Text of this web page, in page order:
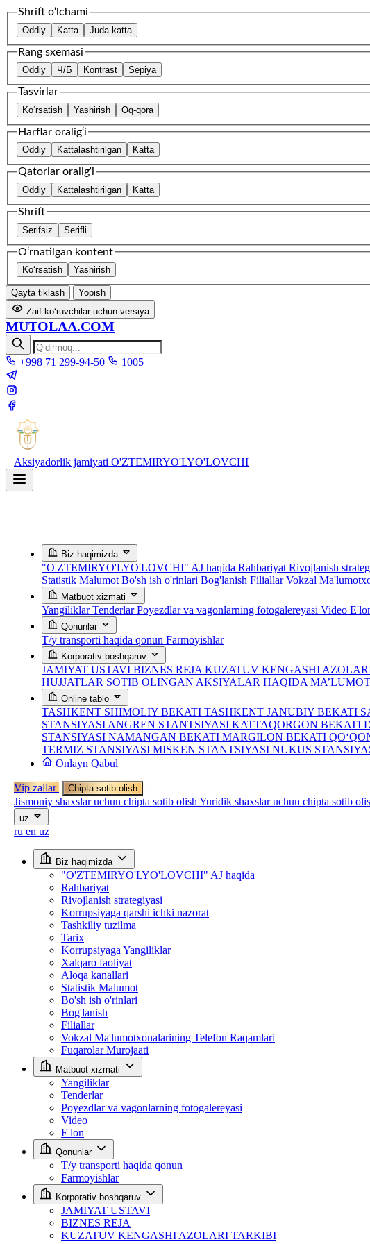
Shrift o‘lchami
Oddiy Katta Juda katta
Rang sxemasi
Oddiy Ч/Б Kontrast Sepiya
Tasvirlar
Ko‘rsatish Yashirish Oq-qora
Harflar oralig‘i
Oddiy Kattalashtirilgan Katta
Qatorlar oralig‘i
Oddiy Kattalashtirilgan Katta
Shrift
Serifsiz Serifli
O‘rnatilgan kontent
Ko‘rsatish Yashirish
Qayta tiklash
Yopish
Zaif ko‘ruvchilar uchun versiya
MUTOLAA.COM
+998 71 299-94-50 1005
Aksiyadorlik jamiyati O'ZTEMIRYO'LYO'LOVCHI
Biz haqimizda
"O'ZTEMIRYO'LYO'LOVCHI" AJ haqida Rahbariyat Rivojlanish
Statistik Malumot Bo'sh ish o'rinlari Bog'lanish FiliallarVokzal
Matbuot xizmati
YangiliklarTenderlarPoyezdlar va vagonlarning fotogalereyasi Video
Qonunlar
T/y transporti haqida qonun Farmoyishlar
Korporativ boshqaruv
JAMIYAT USTAVI BIZNES REJA KUZATUV KENGASHI
HUJJATLAR SOTIB OLINGAN AKSIYALAR HAQIDA MA’LUMOT
Online tablo
TASHKENT SHIMOLIY BEKATI TASHKENT JANUBIY BEKATI
STANSIYASI ANGREN STANTSIYASI KATTAQORGON BEKATI
STANSIYASI NAMANGAN BEKATI MARGILON BEKATI
TERMIZ STANSIYASI MISKEN STANTSIYASI NUKUS
Onlayn Qabul
Vip zallar Chipta sotib olish
Jismoniy shaxslar uchun chipta sotib olish Yuridik shaxslar uchun chipta sotib
uz
ru en uz
Biz haqimizda
"O'ZTEMIRYO'LYO'LOVCHI" AJ haqida
Rahbariyat
Rivojlanish strategiyasi
Korrupsiyaga qarshi ichki nazorat
Tashkiliy tuzilma
Tarix
Korrupsiyaga Yangiliklar
Xalqaro faoliyat
Aloqa kanallari
Statistik Malumot
Bo'sh ish o'rinlari
Bog'lanish
Filiallar
Vokzal Ma'lumotxonalarining Telefon Raqamlari
Fuqarolar Murojaati
Matbuot xizmati
Yangiliklar
Tenderlar
Poyezdlar va vagonlarning fotogalereyasi
Video
E'lon
Qonunlar
T/y transporti haqida qonun
Farmoyishlar
Korporativ boshqaruv
JAMIYAT USTAVI
BIZNES REJA
KUZATUV KENGASHI AZOLARI TARKIBI